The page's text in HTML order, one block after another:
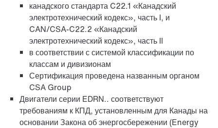
канадского стандарта C22.1 «Канадский
электротехнический кодекс», часть I, и
CAN/CSA-C22.2 «Канадский
электротехнический кодекс», часть II
в соответствии с системой классификации по
классам и дивизионам
Сертификация проведена названным органом
CSA Group
Двигатели серии EDRN.. соответствуют
требованиям к КПД, установленным для Канады на
основании Закона об энергосбережении (Energy